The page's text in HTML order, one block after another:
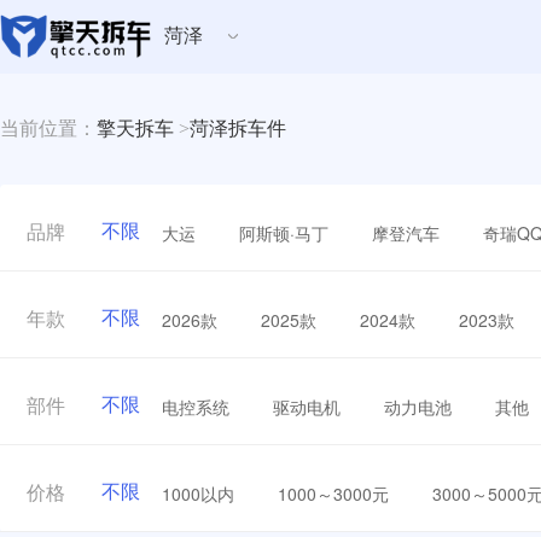
菏泽
当前位置： 擎天拆车 >菏泽拆车件
品牌 不限 大运 阿斯顿·马丁 摩登汽车 奇瑞
年款 不限 2026款 2025款 2024款 2023款
部件 不限 电控系统 驱动电机 动力电池 其他
价格 不限 1000以内 1000～3000元 3000～5000